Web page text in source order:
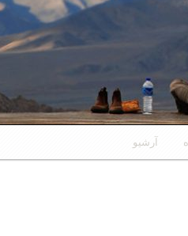
آرشیو